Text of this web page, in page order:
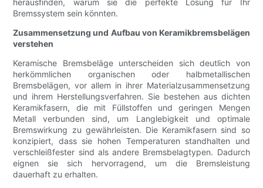
herausfinden, warum sie die perfekte Lösung für Ihr
Bremssystem sein könnten.
Zusammensetzung und Aufbau von Keramikbremsbelägen
verstehen
Keramische Bremsbeläge unterscheiden sich deutlich von
herkömmlichen organischen oder halbmetallischen
Bremsbelägen, vor allem in ihrer Materialzusammensetzung
und ihrem Herstellungsverfahren. Sie bestehen aus dichten
Keramikfasern, die mit Füllstoffen und geringen Mengen
Metall verbunden sind, um Langlebigkeit und optimale
Bremswirkung zu gewährleisten. Die Keramikfasern sind so
konzipiert, dass sie hohen Temperaturen standhalten und
verschleißfester sind als andere Bremsbelagtypen. Dadurch
eignen sie sich hervorragend, um die Bremsleistung
dauerhaft zu erhalten.